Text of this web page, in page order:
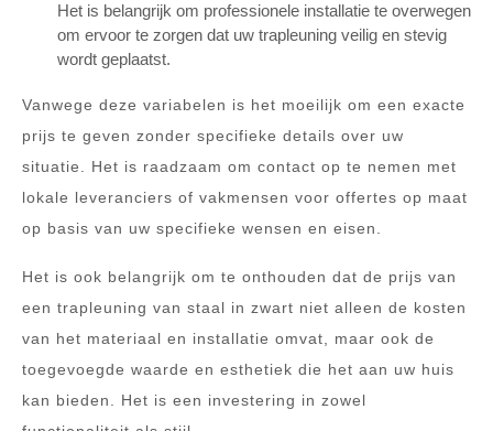
Het is belangrijk om professionele installatie te overwegen
om ervoor te zorgen dat uw trapleuning veilig en stevig
wordt geplaatst.
Vanwege deze variabelen is het moeilijk om een exacte
prijs te geven zonder specifieke details over uw
situatie. Het is raadzaam om contact op te nemen met
lokale leveranciers of vakmensen voor offertes op maat
op basis van uw specifieke wensen en eisen.
Het is ook belangrijk om te onthouden dat de prijs van
een trapleuning van staal in zwart niet alleen de kosten
van het materiaal en installatie omvat, maar ook de
toegevoegde waarde en esthetiek die het aan uw huis
kan bieden. Het is een investering in zowel